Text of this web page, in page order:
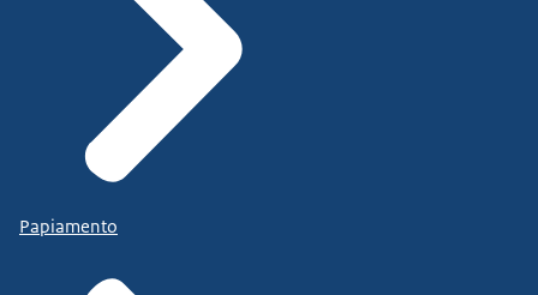
Papiamento